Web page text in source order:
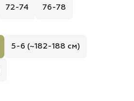
72-74 76-78
5-6 (~182-188 см)